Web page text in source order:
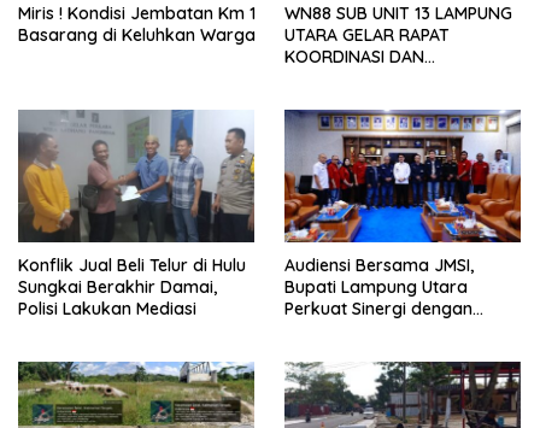
Miris ! Kondisi Jembatan Km 1
Basarang di Keluhkan Warga
WN88 SUB UNIT 13 LAMPUNG
UTARA GELAR RAPAT
KOORDINASI DAN
Konflik Jual Beli Telur di Hulu
Sungkai Berakhir Damai,
Polisi Lakukan Mediasi
Audiensi Bersama JMSI,
Bupati Lampung Utara
Perkuat Sinergi dengan